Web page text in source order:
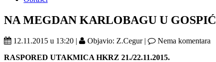
NA MEGDAN KARLOBAGU U GOSPIĆ
12.11.2015 u 13:20 | Objavio: Z.Cegur |
Nema komentara
RASPORED UTAKMICA HKRZ 21./22.11.2015.